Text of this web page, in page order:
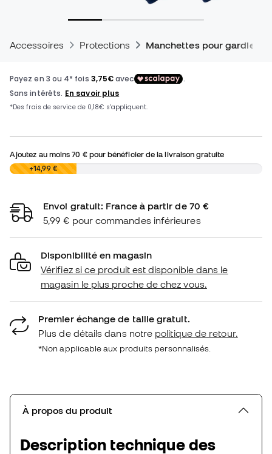
Accessoires Protections Manchettes pour gardien
Ajoutez au moins70 €pour bénéficier de la livraison gratuite
0,00 €+14,99 €
Envoi gratuit: France à partir de 70 €
5,99 € pour commandes inférieures
Disponibilité en magasin
Vérifiez si ce produit est disponible dans le
magasin le plus proche de chez vous.
Premier échange de taille gratuit.
Plus de détails dans notre politique de retour.
*Non applicable aux produits personnalisés.
À propos du produit
Description technique des